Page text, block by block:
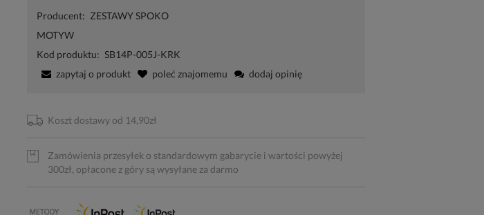
Producent: ZESTAWY SPOKO
MOTYW
Kod produktu: SB14P-005J-KRK
zapytaj o produkt
poleć znajomemu dodaj opinię
Koszt dostawy od 14,90zł
Zamówienia przesyłek o standardowym gabarycie i wartości powyżej
300zł, opłacone z góry są wysyłane za darmo